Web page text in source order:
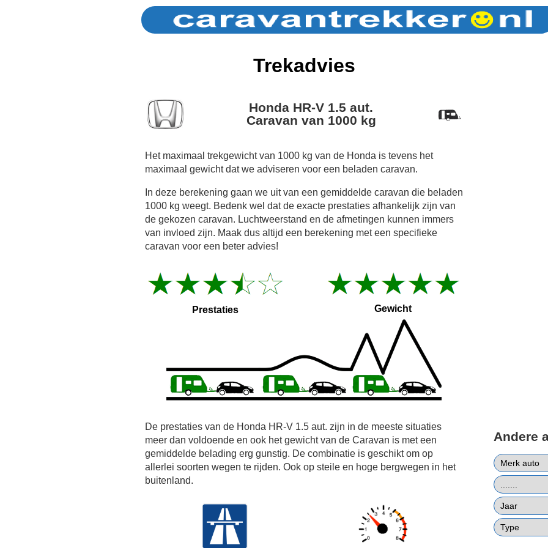
Trekadvies
Honda HR-V 1.5 aut.
Caravan van 1000 kg
Het maximaal trekgewicht van 1000 kg van de Honda is tevens het
maximaal gewicht dat we adviseren voor een beladen caravan.
In deze berekening gaan we uit van een gemiddelde caravan die beladen
1000 kg weegt. Bedenk wel dat de exacte prestaties afhankelijk zijn van
de gekozen caravan. Luchtweerstand en de afmetingen kunnen immers
van invloed zijn. Maak dus altijd een berekening met een specifieke
caravan voor een beter advies!
Prestaties Gewicht
De prestaties van de Honda HR-V 1.5 aut. zijn in de meeste situaties
meer dan voldoende en ook het gewicht van de Caravan is met een
gemiddelde belading erg gunstig. De combinatie is geschikt om op
allerlei soorten wegen te rijden. Ook op steile en hoge bergwegen in het
buitenland.
Andere